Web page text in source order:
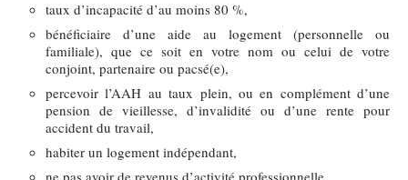
taux d’incapacité d’au moins 80 %,
bénéficiaire d’une aide au logement (personnelle ou
familiale), que ce soit en votre nom ou celui de votre
conjoint, partenaire ou pacsé(e),
percevoir l’AAH au taux plein, ou en complément d’une
pension de vieillesse, d’invalidité ou d’une rente pour
accident du travail,
habiter un logement indépendant,
ne pas avoir de revenus d’activité professionnelle.